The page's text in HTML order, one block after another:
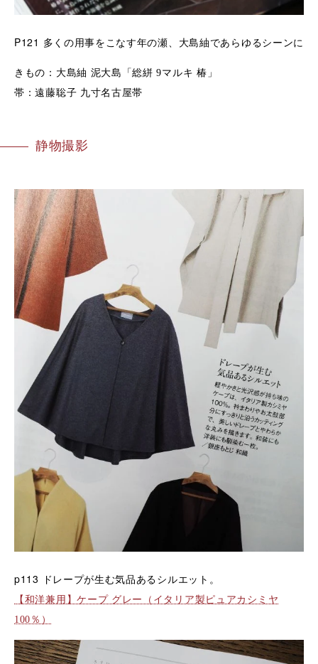
P121 多くの用事をこなす年の瀬、 大島紬であらゆるシーンに
きもの：大島紬 泥大島「総絣 9マルキ 椿」
帯：遠藤聡子 九寸名古屋帯
静物撮影
p113
ドレープが生む気品あるシルエット。
【和洋兼用】ケープ グレー（イタリア製ピュアカシミヤ
100％）